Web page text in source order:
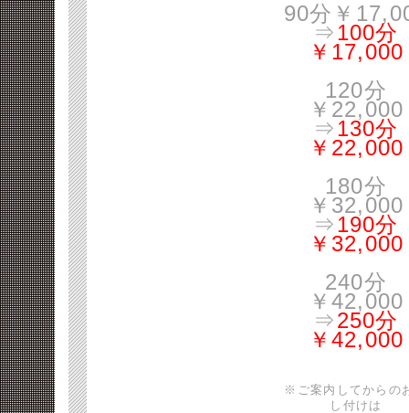
90分￥
⇒100分
￥17,000
120分
￥22,000
⇒130分
￥22,000
180分
￥32,000
⇒190分
￥32,000
240分
￥42,000
⇒250分
￥42,000
※ご案内してからの
し付けは